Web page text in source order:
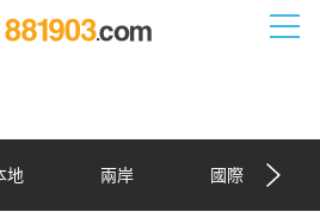
地 兩岸 國際